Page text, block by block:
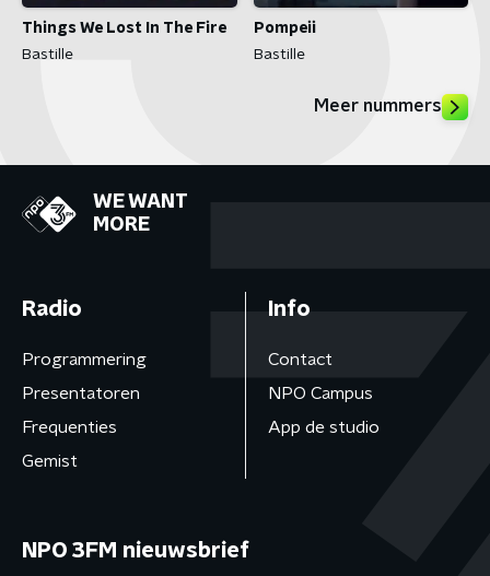
Things We Lost In The Fire
Bastille
Pompeii
Bastille
Meer nummers
WE WANT
MORE
Radio
Programmering
Presentatoren
Frequenties
Gemist
Info
Contact
NPO Campus
App de studio
NPO 3FM nieuwsbrief